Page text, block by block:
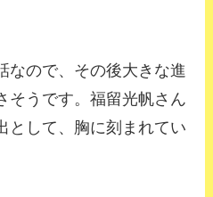
なので、その後大きな進
そうです。福留光帆さん
として、胸に刻まれてい